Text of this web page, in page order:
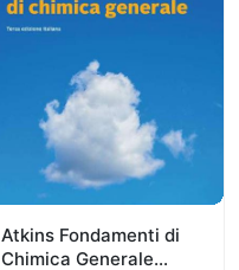
Atkins Fondamenti di
Chimica Generale